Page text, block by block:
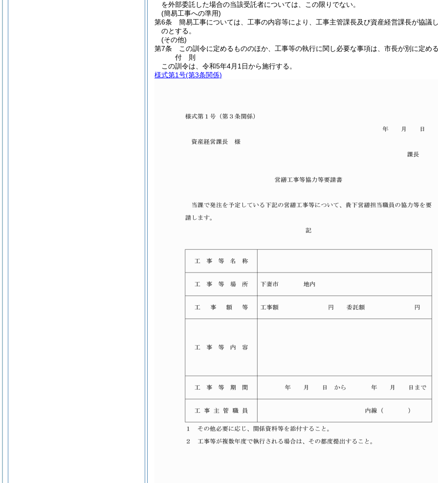
を外部委託した場合の当該受託者については、この限りでない。
(簡易工事への準用)
第6条
簡易工事については、工事の内容等により、工事主管課長及び資産経営課長が協
のとする。
(その他)
第7条
この訓令に定めるもののほか、工事等の執行に関し必要な事項は、市長が別に定め
付 則
この訓令は、令和5年4月1日から施行する。
様式第1号(第3条関係)